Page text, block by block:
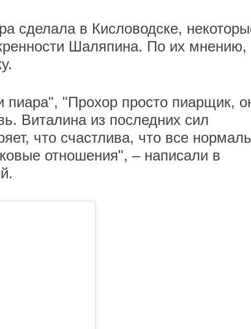
сделала в Кисловодске,
Шаляпина. По их мнению,
пиара", "Прохор просто пиарщик,
Виталина из последних сил
что счастлива, что все
отношения", – написали в